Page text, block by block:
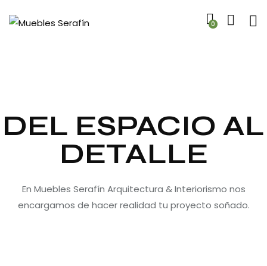
0
DEL ESPACIO AL
DETALLE
En Muebles Serafín Arquitectura & Interiorismo nos
encargamos de hacer realidad tu proyecto soñado.